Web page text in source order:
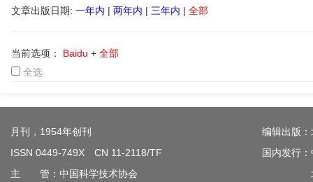
文章出版日期: 一年内 | 两年内 | 三年内 | 全部
当前选项： Baidu + 全部
全选
月刊，1954年创刊
ISSN 0449-749X CN 11-2118/TF
主 管：中国科学技术协会
编辑出版
国内发行
北京钢